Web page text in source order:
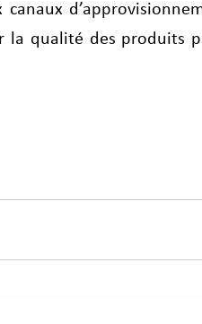
la qualité des produits